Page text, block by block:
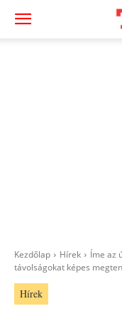
Kezdőlap Hírek
Íme az
távolságokat képes
Hírek